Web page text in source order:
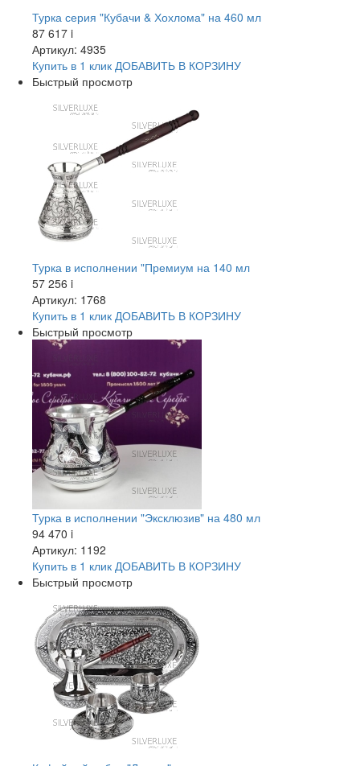
Турка серия "Кубачи & Хохлома" на 460 мл
87 617 i
Артикул: 4935
Купить в 1 клик ДОБАВИТЬ В КОРЗИНУ
Быстрый просмотр
Турка в исполнении "Премиум на 140 мл
57 256 i
Артикул: 1768
Купить в 1 клик ДОБАВИТЬ В КОРЗИНУ
Быстрый просмотр
Турка в исполнении "Эксклюзив" на 480 мл
94 470 i
Артикул: 1192
Купить в 1 клик ДОБАВИТЬ В КОРЗИНУ
Быстрый просмотр